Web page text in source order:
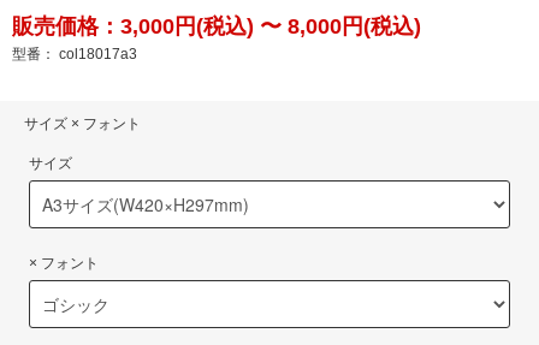
販売価格：3,000円(税込) 〜 8,000円(税込)
型番： col18017a3
サイズ × フォント
サイズ
× フォント